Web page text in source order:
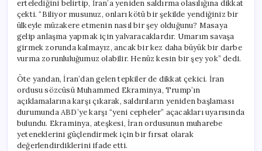
ertelediğini belirtip, İran’a yeniden saldırma olasılığına dikkat
çekti. “Biliyor musunuz, onları kötü bir şekilde yendiğiniz bir
ülkeyle müzakere etmenin nasıl bir şey olduğunu? Masaya
gelip anlaşma yapmak için yalvaracaklardır. Umarım savaşa
girmek zorunda kalmayız, ancak bir kez daha büyük bir darbe
vurma zorunluluğumuz olabilir. Henüz kesin bir şey yok” dedi.
Öte yandan, İran’dan gelen tepkiler de dikkat çekici. İran
ordusu sözcüsü Muhammed Ekraminya, Trump’ın
açıklamalarına karşı çıkarak, saldırıların yeniden başlaması
durumunda ABD’ye karşı “yeni cepheler” açacakları uyarısında
bulundu. Ekraminya, ateşkesi, İran ordusunun muharebe
yeteneklerini güçlendirmek için bir fırsat olarak
değerlendirdiklerini ifade etti.